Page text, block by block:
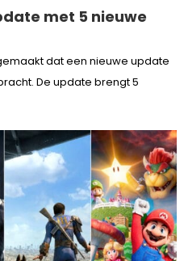
met 5 nieuwe
dat een nieuwe update
De update brengt 5